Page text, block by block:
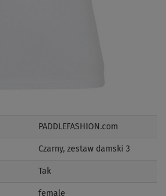
PADDLEFASHION.com
Czarny, zestaw damski 3
Tak
female